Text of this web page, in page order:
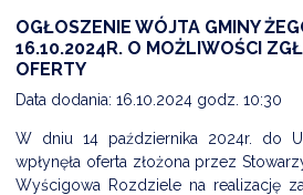
OGŁOSZENIE WÓJTA GMINY
16.10.2024R. O MOŻLIWOŚCI
OFERTY
Data dodania: 16.10.2024 godz. 10:30
W dniu 14 października 2024r. do
wpłynęła oferta złożona przez
Wyścigowa Rozdziele na realizację